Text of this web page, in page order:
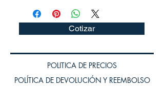
Cotizar
POLITICA DE PRECIOS
POLÍTICA DE DEVOLUCIÓN Y REEMBOLSO